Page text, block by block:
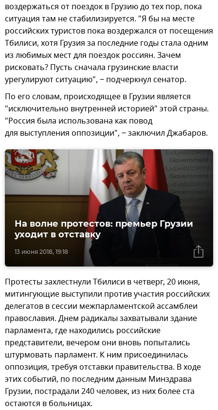
воздержаться от поездок в Грузию до тех пор, пока
ситуация там не стабилизируется. "Я бы на месте
российских туристов пока воздержался от посещения
Тбилиси, хотя Грузия за последние годы стала одним
из любимых мест для поездок россиян. Зачем
рисковать? Пусть сначала грузинские власти
урегулируют ситуацию", ‒ подчеркнул сенатор.
По его словам, происходящее в Грузии является
"исключительно внутренней историей" этой страны.
"Россия была использована как повод
для выступления оппозиции", ‒ заключил Джабаров.
13 июня 2018, 19:18
На волне протестов: премьер Грузии
уходит в отставку
Протесты захлестнули Тбилиси в четверг, 20 июня,
митингующие выступили против участия российских
делегатов в сессии межпарламентской ассамблеи
православия. Днем радикалы захватывали здание
парламента, где находились российские
представители, вечером они вновь попытались
штурмовать парламент. К ним присоединилась
оппозиция, требуя отставки правительства. В ходе
этих событий, по последним данным Минздрава
Грузии, пострадали 240 человек, из них более ста
остаются в больницах.